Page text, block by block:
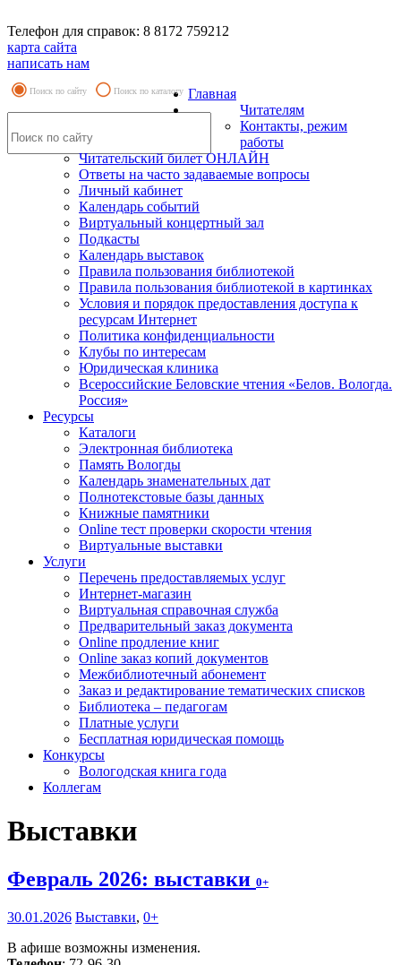
Телефон для справок: 8 8172 759212
карта сайта
написать нам
Поиск по сайту Поиск по каталогу Главная
Читателям
Контакты, режим
работы
Читательский билет ОНЛАЙН
Ответы на часто задаваемые вопросы
Личный кабинет
Календарь событий
Виртуальный концертный зал
Подкасты
Календарь выставок
Правила пользования библиотекой
Правила пользования библиотекой в картинках
Условия и порядок предоставления доступа к
ресурсам Интернет
Политика конфиденциальности
Клубы по интересам
Юридическая клиника
Всероссийские Беловские чтения «Белов. Вологда.
Россия»
Ресурсы
Каталоги
Электронная библиотека
Память Вологды
Календарь знаменательных дат
Полнотекстовые базы данных
Книжные памятники
Online тест проверки скорости чтения
Виртуальные выставки
Услуги
Перечень предоставляемых услуг
Интернет-магазин
Виртуальная справочная служба
Предварительный заказ документа
Online продление книг
Online заказ копий документов
Межбиблиотечный абонемент
Заказ и редактирование тематических списков
Библиотека – педагогам
Платные услуги
Бесплатная юридическая помощь
Конкурсы
Вологодская книга года
Коллегам
Выставки
Февраль 2026: выставки 0+
30.01.2026 Выставки, 0+
В афише возможны изменения.